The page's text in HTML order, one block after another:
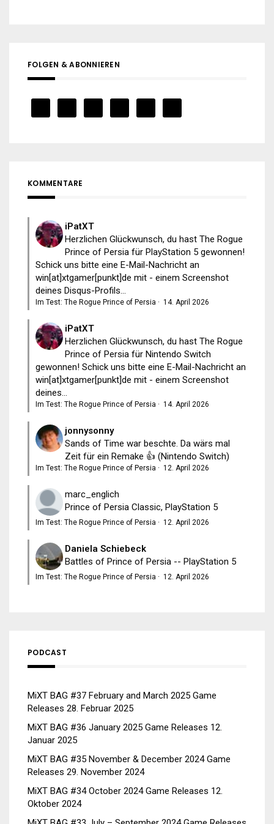
FOLGEN & ABONNIEREN
KOMMENTARE
iPatXT
Herzlichen Glückwunsch, du hast The Rogue
Prince of Persia für PlayStation 5 gewonnen!
Schick uns bitte eine E-Mail-Nachricht an
win[at]xtgamer[punkt]de mit - einem Screenshot
deines Disqus-Profils...
Im Test: The Rogue Prince of Persia · 14. April 2026
iPatXT
Herzlichen Glückwunsch, du hast The Rogue
Prince of Persia für Nintendo Switch
gewonnen! Schick uns bitte eine E-Mail-Nachricht an
win[at]xtgamer[punkt]de mit - einem Screenshot
deines...
Im Test: The Rogue Prince of Persia · 14. April 2026
jonnysonny
Sands of Time war beschte. Da wärs mal
Zeit für ein Remake 👍 (Nintendo Switch)
Im Test: The Rogue Prince of Persia · 12. April 2026
marc_englich
Prince of Persia Classic, PlayStation 5
Im Test: The Rogue Prince of Persia · 12. April 2026
Daniela Schiebeck
Battles of Prince of Persia -- PlayStation 5
Im Test: The Rogue Prince of Persia · 12. April 2026
PODCAST
MiXT BAG #37 February and March 2025 Game
Releases 28. Februar 2025
MiXT BAG #36 January 2025 Game Releases 12.
Januar 2025
MiXT BAG #35 November & December 2024 Game
Releases 29. November 2024
MiXT BAG #34 October 2024 Game Releases 12.
Oktober 2024